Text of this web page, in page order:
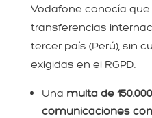
Vodafone conocía
transferencias
tercer país (Perú), sin
exigidas en el RGPD.
Una multa de
comunicaciones